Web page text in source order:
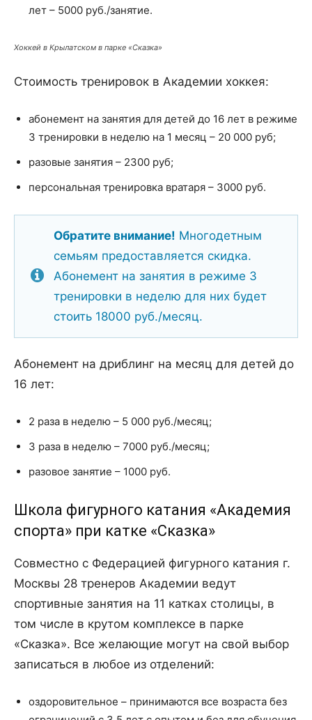
лет – 5000 руб./занятие.
Хоккей в Крылатском в парке «Сказка»
Стоимость тренировок в Академии хоккея:
абонемент на занятия для детей до 16 лет в режиме
3 тренировки в неделю на 1 месяц – 20 000 руб;
разовые занятия – 2300 руб;
персональная тренировка вратаря – 3000 руб.
Обратите внимание! Многодетным
семьям предоставляется скидка.
Абонемент на занятия в режиме 3
тренировки в неделю для них будет
стоить 18000 руб./месяц.
Абонемент на дриблинг на месяц для детей до
16 лет:
2 раза в неделю – 5 000 руб./месяц;
3 раза в неделю – 7000 руб./месяц;
разовое занятие – 1000 руб.
Школа фигурного катания «Академия
спорта» при катке «Сказка»
Совместно с Федерацией фигурного катания г.
Москвы 28 тренеров Академии ведут
спортивные занятия на 11 катках столицы, в
том числе в крутом комплексе в парке
«Сказка». Все желающие могут на свой выбор
записаться в любое из отделений:
оздоровительное – принимаются все возраста без